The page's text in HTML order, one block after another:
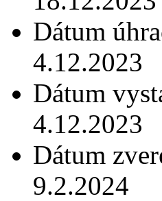
Dátum
4.12.2023
Dátum
4.12.2023
Dátum
9.2.2024